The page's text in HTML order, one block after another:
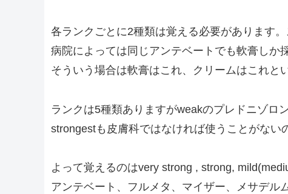
各ランクごとに2種類は覚える必要があります
病院によっては同じアンテベートでも軟膏しか
そういう場合は軟膏はこれ、クリームはこれと
ランクは5種類ありますがweakのプレドニゾロ
strongestも皮膚科ではなければ使うことがない
よって覚えるのはvery strong , strong,
アンテベート、フルメタ、マイザー、メサデル